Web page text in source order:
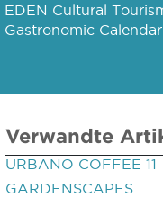
EDEN Cultural
Gastronomic
Verwandte
URBANO COFFEE 11
GARDENSCAPES